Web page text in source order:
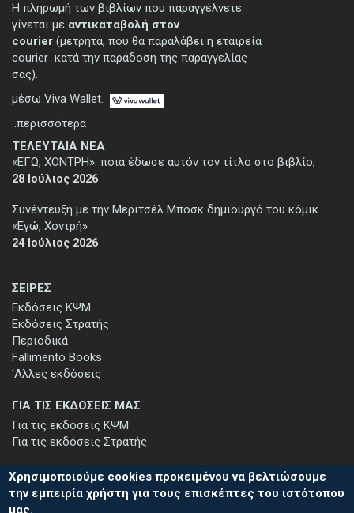
ΣΕΙΡΕΣ
Εκδόσεις ΚΨΜ
Εκδόσεις Στρατής
Περιοδικά
Fallimento Books
'Αλλες εκδόσεις
ΤΕΛΕΥΤΑΙΑ ΝΕΑ
«ΕΓΩ, ΧΟΝΤΡΗ»: ποιά έδωσε αυτόν τον τίτλο στο βιβλίο;
28 Ιούλιος 2026
Συνέντευξη με την Μεριτσέλ Μποσκ δημιουργό του κόμικ
«Εγώ, Χοντρή»
24 Ιούλιος 2026
ΓΙΑ ΤΙΣ ΕΚΔΟΣΕΙΣ ΜΑΣ
Για τις εκδόσεις ΚΨΜ
Για τις εκδόσεις Στρατής
Η πληρωμή των βιβλίων που παραγγέλνετε
γίνεται με αντικαταβολή στον
courier (μετρητά, που θα παραλάβει η εταιρεία
courier κατά την παράδοση της παραγγελίας
σας).
μέσω Viva Wallet.
..περισσότερα
Χρησιμοποιούμε cookies προκειμένου να βελτιώσουμε
την εμπειρία χρήστη για τους επισκέπτες του ιστότοπου